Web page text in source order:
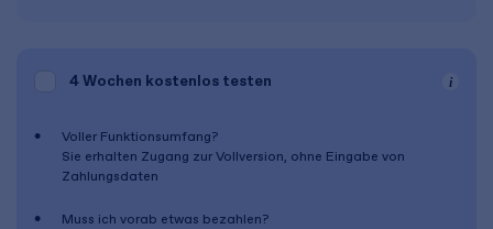
4 Wochen kostenlos testen
Voller Funktionsumfang?
Sie erhalten Zugang zur Vollversion, ohne Eingabe von
Zahlungsdaten
Muss ich vorab etwas bezahlen?